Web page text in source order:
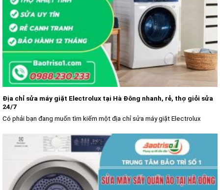
Địa chỉ sửa máy giặt Electrolux tại Hà Đông nhanh, rẻ, thợ giỏi sửa
24/7
Có phải bạn đang muốn tìm kiếm một địa chỉ sửa máy giặt Electrolux